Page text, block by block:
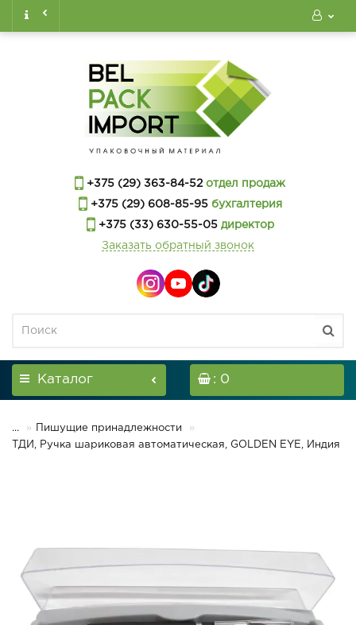
+375 (29) 363-84-52 отдел продаж
+375 (29) 608-85-95бухгалтерия
+375 (33) 630-55-05директор
Заказать обратный звонок
Каталог : 0
...
Пишущие принадлежности
ТДИ, Ручка шариковая автоматическая, GOLDEN EYE, Индия